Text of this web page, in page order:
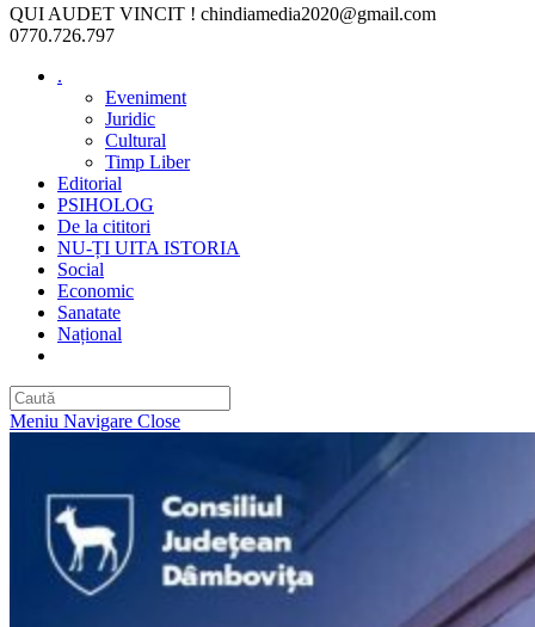
QUI AUDET VINCIT ! chindiamedia2020@gmail.com
0770.726.797
.
Eveniment
Juridic
Cultural
Timp Liber
Editorial
PSIHOLOG
De la cititori
NU-ȚI UITA ISTORIA
Social
Economic
Sanatate
Național
Meniu Navigare Close